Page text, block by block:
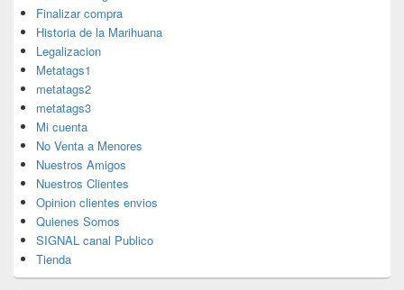
Finalizar compra
Historia de la Marihuana
Legalizacion
Metatags1
metatags2
metatags3
Mi cuenta
No Venta a Menores
Nuestros Amigos
Nuestros Clientes
Opinion clientes envios
Quienes Somos
SIGNAL canal Publico
Tienda